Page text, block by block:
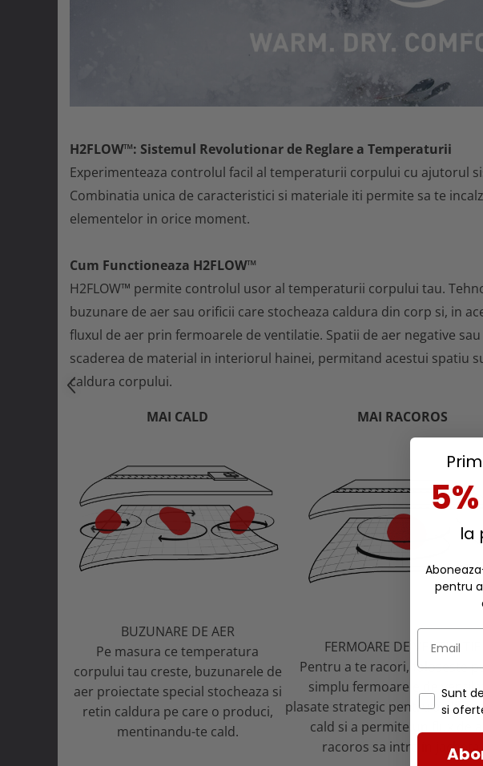
Tricouri camo
Pantaloni camo
Incaltaminte camo
Sorturi si maneci protectie
Accesorii echipamente protectie
Curele si bretele
Genunchiere
Echipamente specializate
Echipamente muncitori ferma
Echipamente veterinari
Echipamente mulgatori
Echipamente trimeri ongloane
Casti si antifoane protectie
Maturi, perii si farase
Lopeti, cazmale si sape
Unelte specializate ferma
Dispozitive fixare
Capsatoare
Consumabile scule si unelte
Lame fierastraie
Coliere metalice
Menghine si prese
H2FLOW™: Sistemul Revolutionar de Reglare a Temperaturii
Experimenteaza controlul facil al temperaturii corpului cu ajutorul
Combinatia unica de caracteristici si materiale iti permite sa te
elementelor in orice moment.
Cum Functioneaza H2FLOW™
H2FLOW™ permite controlul usor al temperaturii corpului tau.
buzunare de aer sau orificii care stocheaza caldura din corp si, in
fluxul de aer prin fermoarele de ventilatie. Spatii de aer negative
scaderea de material in interiorul hainei, permitand acestui spatiu
caldura corpului.
MAI CALD
BUZUNARE DE AER
Pe masura ce temperatura
corpului tau creste, buzunarele de
aer proiectate special stocheaza si
retin caldura pe care o produci,
mentinandu-te cald.
MAI RACOROS
FERMOARE DE VENTILATIE
Pentru a te racori, foloseste
simplu fermoarele de
plasate strategic pentru a
cald si a permite un flux de
racoros sa intre in jacheta.
la
pentru
Sunt
si